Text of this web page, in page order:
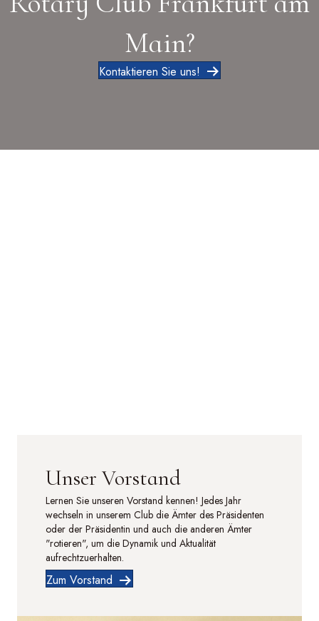
Main?
Kontaktieren Sie uns!
Unser Vorstand
Lernen Sie unseren Vorstand kennen! Jedes Jahr
wechseln in unserem Club die Ämter des Präsidenten
oder der Präsidentin und auch die anderen Ämter
"rotieren", um die Dynamik und Aktualität
aufrechtzuerhalten.
Zum Vorstand